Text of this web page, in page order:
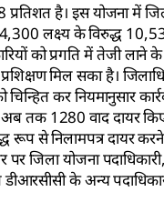
है। इस योजना में
14,300 लक्ष्य के विरुद्ध
को प्रगति में तेजी लाने के
मिल सका है।
कर नियमानुसार
से अब तक 1280 वाद दायर
रूप से निलामपत्र दायर
जिला योजना पदाधिकारी,
डीआरसीसी के अन्य